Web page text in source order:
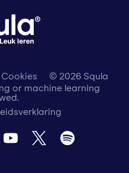
Cookies
© 2026 Squla
or machine learning